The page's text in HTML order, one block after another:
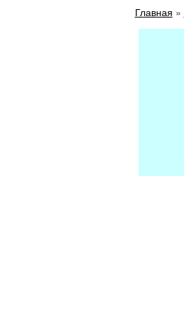
Главная »